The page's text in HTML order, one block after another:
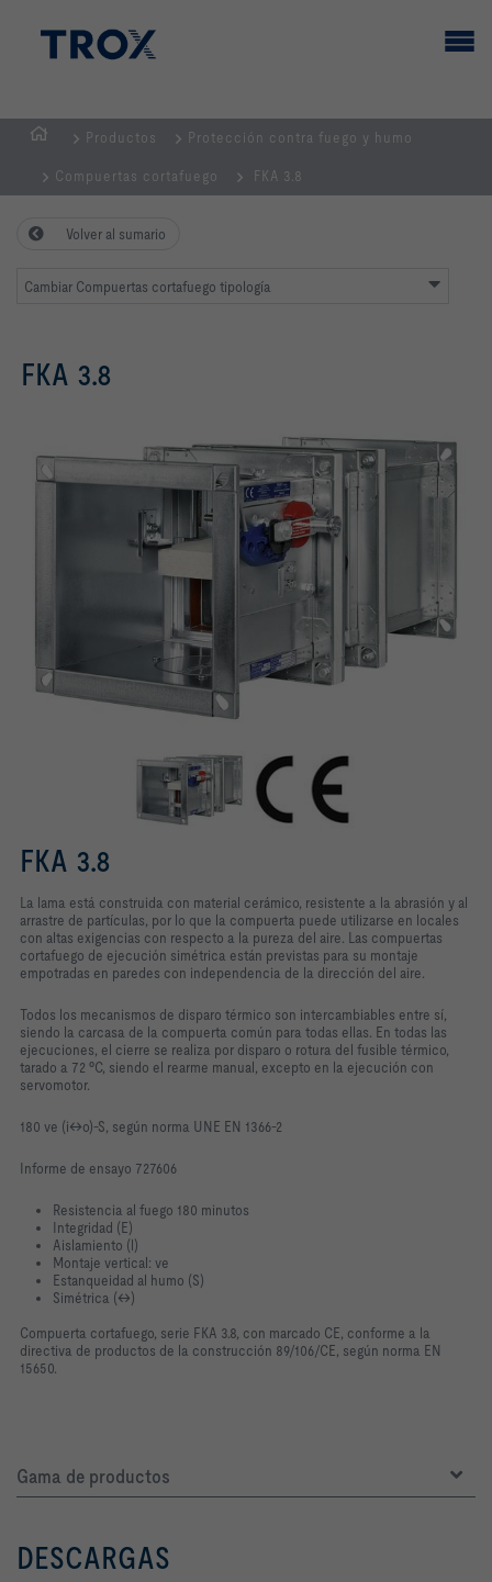
PRINCIPAL
Productos Protección contra fuego y humo
Compuertas cortafuego FKA 3.8
Volver al sumario
Cambiar Compuertas cortafuego tipología
FKA 3.8
FKA 3.8
La lama está construida con material cerámico, resistente a la abrasión y al
arrastre de partículas, por lo que la compuerta puede utilizarse en locales
con altas exigencias con respecto a la pureza del aire. Las compuertas
cortafuego de ejecución simétrica están previstas para su montaje
empotradas en paredes con independencia de la dirección del aire.
Todos los mecanismos de disparo térmico son intercambiables entre sí,
siendo la carcasa de la compuerta común para todas ellas. En todas las
ejecuciones, el cierre se realiza por disparo o rotura del fusible térmico,
tarado a 72 ºC, siendo el rearme manual, excepto en la ejecución con
servomotor.
180 ve (i↔o)-S, según norma UNE EN 1366-2
Informe de ensayo 727606
Resistencia al fuego 180 minutos
Integridad (E)
Aislamiento (l)
Montaje vertical: ve
Estanqueidad al humo (S)
Simétrica (↔)
Compuerta cortafuego, serie FKA 3.8, con marcado CE, conforme a la
directiva de productos de la construcción 89/106/CE, según norma EN
15650.
Gama de productos
DESCARGAS